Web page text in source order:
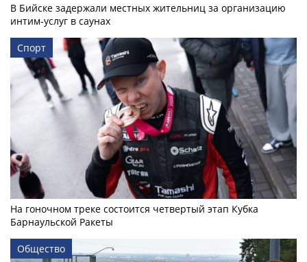
В Бийске задержали местных жительниц за организацию
интим-услуг в саунах
Спорт
На гоночном треке состоится четвертый этап Кубка
Барнаульской Ракеты
Общество